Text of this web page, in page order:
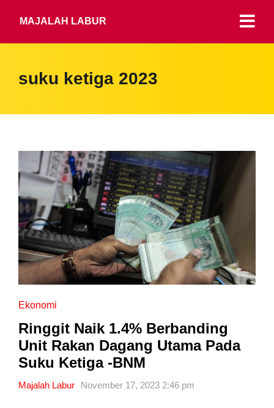
MAJALAH LABUR
suku ketiga 2023
Ekonomi
Ringgit Naik 1.4% Berbanding
Unit Rakan Dagang Utama Pada
Suku Ketiga -BNM
Majalah Labur November 17, 2023 2:46 pm